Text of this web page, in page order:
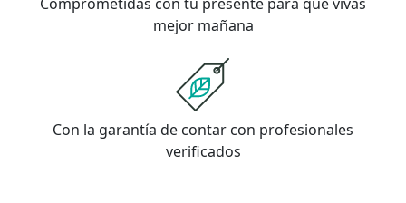
mejor mañana
Con la garantía de contar con profesionales
verificados